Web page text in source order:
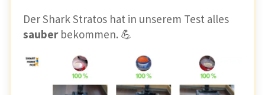
Der Shark Stratos hat in unserem Test alles
sauberbekommen. 💪